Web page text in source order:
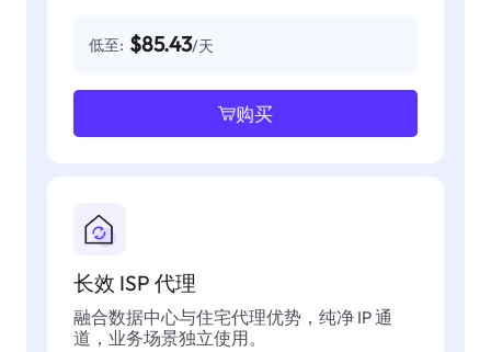
低至: $85.43/天
购买
长效 ISP 代理
融合数据中心与住宅代理优势，纯净 IP 通
道，业务场景独立使用。